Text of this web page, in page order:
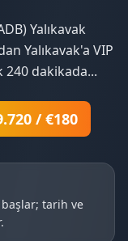
Yalıkavak
Yalıkavak'a VIP
240 dakikada...
/ €180
başlar; tarih ve